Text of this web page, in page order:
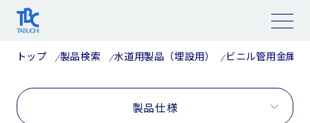
トップ 製品検索 水道用製品（埋設用） ビニル管用金属継
製品仕様